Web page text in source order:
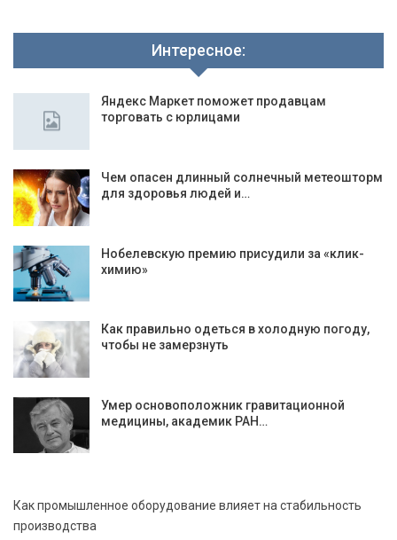
Интересное:
Яндекс Маркет поможет продавцам
торговать с юрлицами
Чем опасен длинный солнечный метеошторм
для здоровья людей и…
Нобелевскую премию присудили за «клик-
химию»
Как правильно одеться в холодную погоду,
чтобы не замерзнуть
Умер основоположник гравитационной
медицины, академик РАН…
Как промышленное оборудование влияет на стабильность
производства